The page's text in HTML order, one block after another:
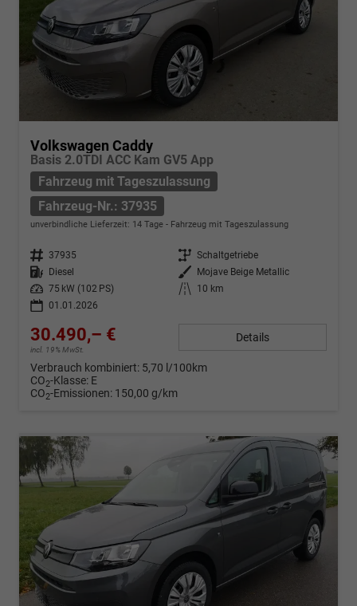
Volkswagen Caddy
Basis 2.0TDI ACC Kam GV5 App
Fahrzeug mit Tageszulassung
Fahrzeug-Nr.: 37935
unverbindliche Lieferzeit: 14 Tage Fahrzeug mit Tageszulassung
Fahrzeug-Nr. 37935 Getriebe Schaltgetriebe
Kraftstoff Diesel Außenfarbe
Mojave Beige Metallic
Leistung
75 kW (102 PS) Kilometerstand
10 km
01.01.2026
30.490,– €
incl. 19% MwSt.
Details
Verbrauch kombiniert: 5,70 l/100km
CO2-Klasse: E
CO2-Emissionen: 150,00 g/km